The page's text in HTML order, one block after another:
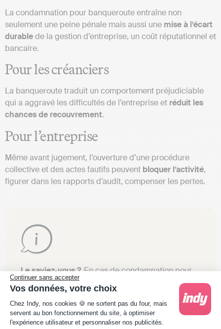
Continuer sans accepter
Vos données, votre choix
Plateforme de Gestion du Consentement :
Chez Indy, nos cookies 🍪 ne sortent pas du four, mais
servent au bon fonctionnement du site, à optimiser
l'expérience utilisateur et personnaliser nos publicités.
La condamnation pour banqueroute entraîne non
seulement une peine pénale mais aussi une mise à l’écart
durablede la gestion d’entreprise, un coût réputationnel et
bancaire.
Pour les créanciers
La banqueroute traduit un comportement préjudiciable
qui a aggravé les difficultés de l’entreprise et réduit les
chances de recouvrement.
Pour l’entreprise
Même avant jugement, l’ouverture d’une procédure
collective et des actes fautifs peuvent bloquer l’activité,
figurer dans les rapports d’audit, compenser les pertes.
Le saviez-vous ?En cas de condamnation pour
banqueroute, la société peut subir la radiation du
registre du commerce et des sociétés, en plus
des sanctions pénales et financières à l’encontre
du dirigeant.